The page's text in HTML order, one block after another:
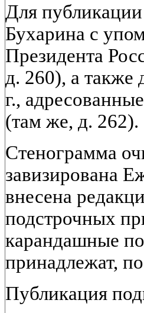
Для
Бухарина с
Президента
д. 260), а также
г.,
(там же, д. 262).
Стенограмма
завизирована
внесена
подстрочных
карандашные
принадлежат,
Публикация